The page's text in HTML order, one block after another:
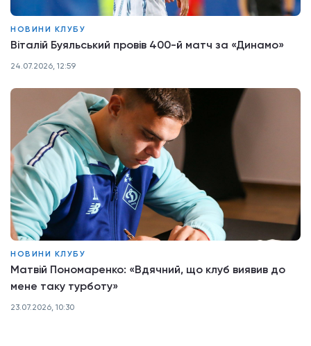
НОВИНИ КЛУБУ
Віталій Буяльський провів 400-й матч за «Динамо»
24.07.2026, 12:59
НОВИНИ КЛУБУ
Матвій Пономаренко: «Вдячний, що клуб виявив до
мене таку турботу»
23.07.2026, 10:30